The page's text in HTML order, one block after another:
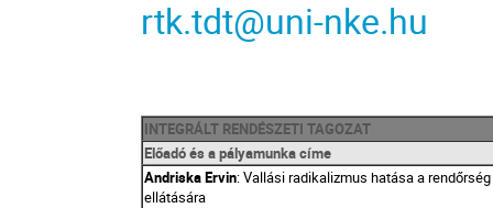
rtk.tdt@uni-nke.hu
INTEGRÁLT RENDÉSZETI TAGOZAT
Előadó és a pályamunka címe
Andriska Ervin: Vallási radikalizmus hatása a
ellátására